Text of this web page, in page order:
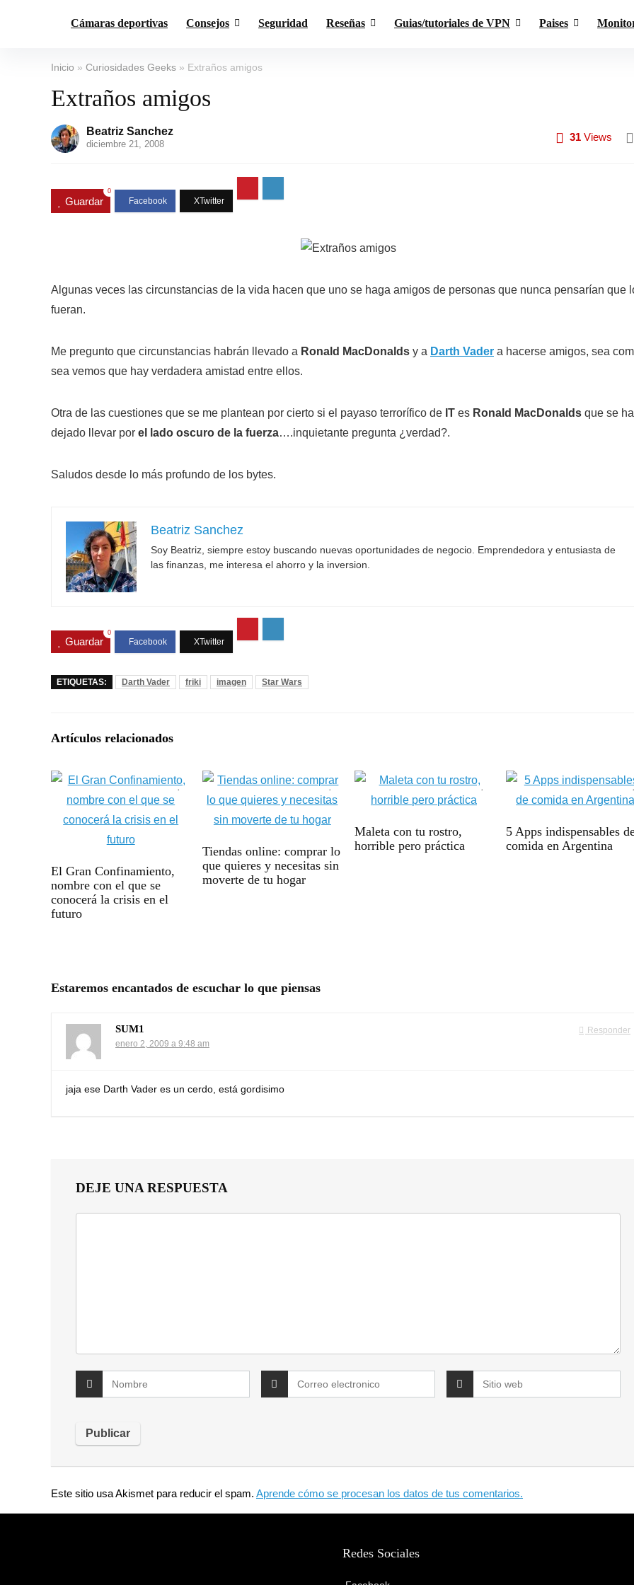
Cámaras deportivas Consejos Seguridad Reseñas Guias/tutoriales de VPN Paises
Inicio » Curiosidades Geeks » Extraños amigos
Extraños amigos
Beatriz Sanchez
diciembre 21, 2008
31 Views
Guardar
0
Algunas veces las circunstancias de la vida hacen que uno se haga amigos de personas que nunca pensarían que
fueran.
Me pregunto que circunstancias habrán llevado a Ronald MacDonalds y a Darth Vader a hacerse amigos, sea
sea vemos que hay verdadera amistad entre ellos.
Otra de las cuestiones que se me plantean por cierto si el payaso terrorífico de IT es Ronald MacDonalds que se ha
dejado llevar por el lado oscuro de la fuerza….inquietante pregunta ¿verdad?.
Saludos desde lo más profundo de los bytes.
Beatriz Sanchez
Soy Beatriz, siempre estoy buscando nuevas oportunidades de negocio. Emprendedora y entusiasta de
las finanzas, me interesa el ahorro y la inversion.
Guardar
0
ETIQUETAS: Darth Vader friki imagen Star Wars
Artículos relacionados
El Gran Confinamiento,
nombre con el que se
conocerá la crisis en el
futuro
Tiendas online: comprar lo
que quieres y necesitas sin
moverte de tu hogar
Maleta con tu rostro,
horrible pero práctica
5 Apps indispensables
comida en Argentina
Estaremos encantados de escuchar lo que piensas
Responder
SUM1
enero 2, 2009 a 9:48 am
jaja ese Darth Vader es un cerdo, está gordisimo
DEJE UNA RESPUESTA
Este sitio usa Akismet para reducir el spam. Aprende cómo se procesan los datos de tus comentarios.
Redes Sociales